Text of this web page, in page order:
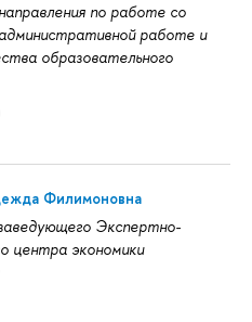
по работе со
работе и
образовательного
Филимоновна
Экспертно-
центра экономики